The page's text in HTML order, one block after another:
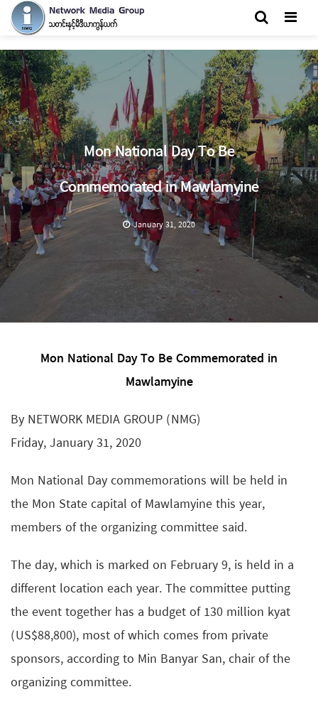
Mon National Day To Be
Commemorated in Mawlamyine
January 31, 2020
Mon National Day To Be Commemorated in
Mawlamyine
By NETWORK MEDIA GROUP (NMG)
Friday, January 31, 2020
Mon National Day commemorations will be held in
the Mon State capital of Mawlamyine this year,
members of the organizing committee said.
The day, which is marked on February 9, is held in a
different location each year. The committee putting
the event together has a budget of 130 million kyat
(US$88,800), most of which comes from private
sponsors, according to Min Banyar San, chair of the
organizing committee.